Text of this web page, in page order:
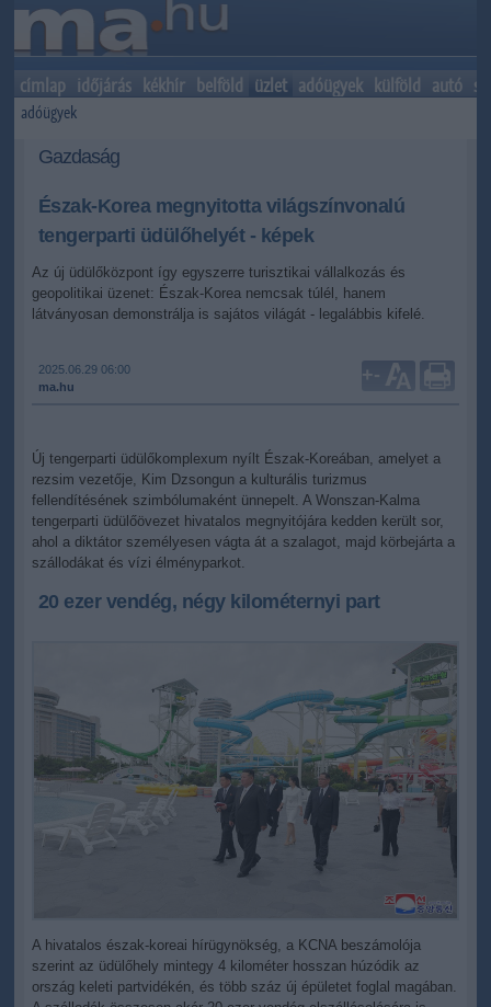
címlap időjárás kékhír belföld üzlet adóügyek külföld autó
adóügyek
Gazdaság
Észak-Korea megnyitotta világszínvonalú
tengerparti üdülőhelyét - képek
Az új üdülőközpont így egyszerre turisztikai vállalkozás és
geopolitikai üzenet: Észak-Korea nemcsak túlél, hanem
látványosan demonstrálja is sajátos világát - legalábbis kifelé.
2025.06.29 06:00
ma.hu
+-
Új tengerparti üdülőkomplexum nyílt Észak-Koreában, amelyet a
rezsim vezetője, Kim Dzsongun a kulturális turizmus
fellendítésének szimbólumaként ünnepelt. A Wonszan-Kalma
tengerparti üdülőövezet hivatalos megnyitójára kedden került sor,
ahol a diktátor személyesen vágta át a szalagot, majd körbejárta a
szállodákat és vízi élményparkot.
20 ezer vendég, négy kilométernyi part
A hivatalos észak-koreai hírügynökség, a KCNA beszámolója
szerint az üdülőhely mintegy 4 kilométer hosszan húzódik az
ország keleti partvidékén, és több száz új épületet foglal magában.